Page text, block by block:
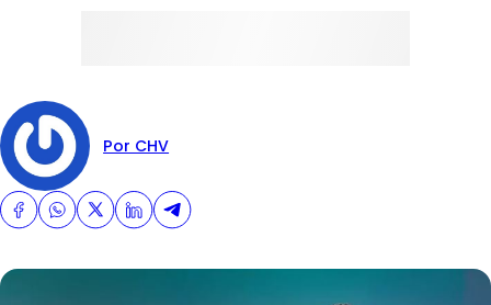
Por CHV